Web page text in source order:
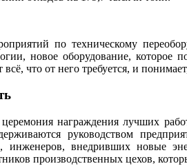
по техническому
новое оборудование, которое
что от него требуется, и
церемония награждения лучших
руководством
внедривших новые
производственных цехов,